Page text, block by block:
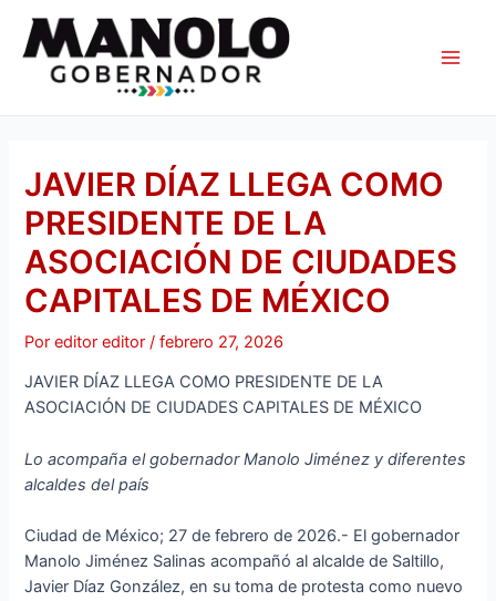
contenido
JAVIER DÍAZ LLEGA COMO
PRESIDENTE DE LA
ASOCIACIÓN DE CIUDADES
CAPITALES DE MÉXICO
Poreditor editor/febrero 27, 2026
JAVIER DÍAZ LLEGA COMO PRESIDENTE DE LA
ASOCIACIÓN DE CIUDADES CAPITALES DE MÉXICO
Lo acompaña el gobernador Manolo Jiménez y diferentes
alcaldes del país
Ciudad de México; 27 de febrero de 2026.- El gobernador
Manolo Jiménez Salinas acompañó al alcalde de Saltillo,
Javier Díaz González, en su toma de protesta como nuevo
de
entradas